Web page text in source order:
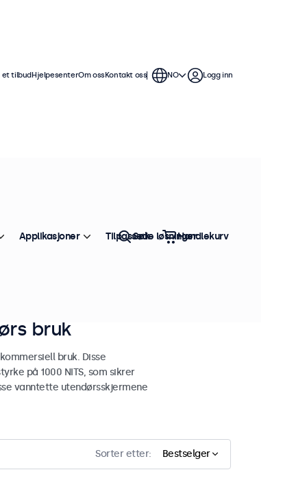
bruk
bruk. Disse
på 1000 NITS, som sikrer
vanntette utendørsskjermene
Sorter etter: Bestselger
et tilbudHjelpesenterOm ossKontakt oss NO Logg inn
Applikasjoner Tilpassede løsninger
Søk Handlekurv